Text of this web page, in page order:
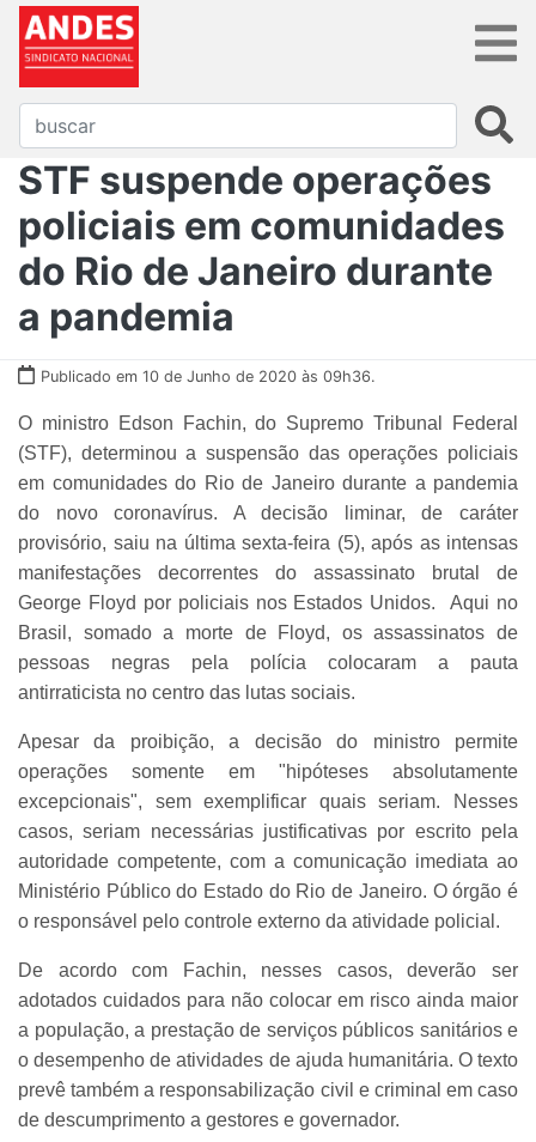
STF suspende operações
policiais em comunidades
do Rio de Janeiro durante
a pandemia
Publicado em 10 de Junho de 2020 às 09h36.
O ministro Edson Fachin, do Supremo Tribunal Federal
(STF), determinou a suspensão das operações policiais
em comunidades do Rio de Janeiro durante a pandemia
do novo coronavírus. A decisão liminar, de caráter
provisório, saiu na última sexta-feira (5), após as intensas
manifestações decorrentes do assassinato brutal de
George Floyd por policiais nos Estados Unidos. Aqui no
Brasil, somado a morte de Floyd, os assassinatos de
pessoas negras pela polícia colocaram a pauta
antirraticista no centro das lutas sociais.
Apesar da proibição, a decisão do ministro permite
operações somente em "hipóteses absolutamente
excepcionais", sem exemplificar quais seriam. Nesses
casos, seriam necessárias justificativas por escrito pela
autoridade competente, com a comunicação imediata ao
Ministério Público do Estado do Rio de Janeiro. O órgão é
o responsável pelo controle externo da atividade policial.
De acordo com Fachin, nesses casos, deverão ser
adotados cuidados para não colocar em risco ainda maior
a população, a prestação de serviços públicos sanitários e
o desempenho de atividades de ajuda humanitária. O texto
prevê também a responsabilização civil e criminal em caso
de descumprimento a gestores e governador.